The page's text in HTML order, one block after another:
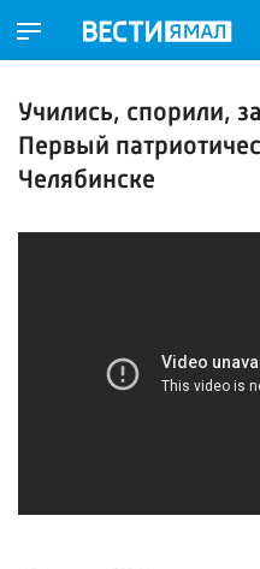
Учились, спорили,
Первый
Челябинске